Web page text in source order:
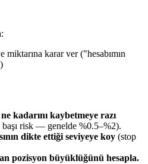
miktarına karar ver ("hesabımın
kadarını kaybetmeye razı
başı risk — genelde %0.5–%2).
dikte ettiği seviyeye koy (stop
pozisyon büyüklüğünü hesapla.